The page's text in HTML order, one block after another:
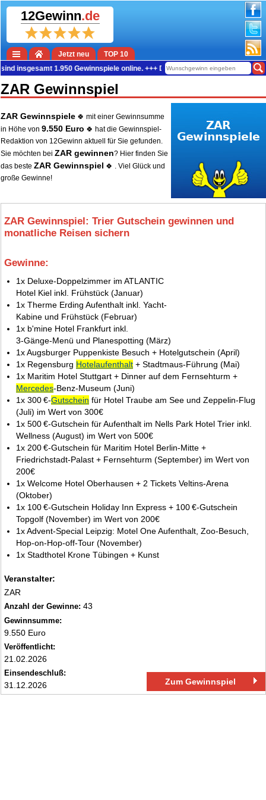
12Gewinn.de
Jetzt neu
TOP 10
insgesamt 1.950 Gewinnspiele online. +++ Die aktuelle Gewinn-Summe
ZAR Gewinnspiel
ZAR Gewinnspiele 🍀 mit einer Gewinnsumme
in Höhe von 9.550 Euro 🍀 hat die Gewinnspiel-
Redaktion von 12Gewinn aktuell für Sie gefunden.
Sie möchten bei ZAR gewinnen? Hier finden Sie
das beste ZAR Gewinnspiel 🍀 . Viel Glück und
große Gewinne!
ZAR Gewinnspiel: Trier Gutschein gewinnen und
monatliche Reisen sichern
Gewinne:
1x Deluxe-Doppelzimmer im ATLANTIC
Hotel Kiel inkl. Frühstück (Januar)
1x Therme Erding Aufenthalt inkl. Yacht-
Kabine und Frühstück (Februar)
1x b'mine Hotel Frankfurt inkl.
3‑Gänge‑Menü und Planespotting (März)
1x Augsburger Puppenkiste Besuch + Hotelgutschein (April)
1x Regensburg Hotelaufenthalt + Stadtmaus‑Führung (Mai)
1x Maritim Hotel Stuttgart + Dinner auf dem Fernsehturm +
Mercedes‑Benz‑Museum (Juni)
1x 300 €‑Gutschein für Hotel Traube am See und Zeppelin‑Flug
(Juli) im Wert von 300€
1x 500 €‑Gutschein für Aufenthalt im Nells Park Hotel Trier inkl.
Wellness (August) im Wert von 500€
1x 200 €‑Gutschein für Maritim Hotel Berlin‑Mitte +
Friedrichstadt‑Palast + Fernsehturm (September) im Wert von
200€
1x Welcome Hotel Oberhausen + 2 Tickets Veltins‑Arena
(Oktober)
1x 100 €‑Gutschein Holiday Inn Express + 100 €‑Gutschein
Topgolf (November) im Wert von 200€
1x Advent‑Special Leipzig: Motel One Aufenthalt, Zoo‑Besuch,
Hop‑on‑Hop‑off‑Tour (November)
1x Stadthotel Krone Tübingen + Kunst
Veranstalter:
ZAR
Anzahl der Gewinne: 43
Gewinnsumme:
9.550 Euro
Veröffentlicht:
21.02.2026
Einsendeschluß:
31.12.2026 Zum Gewinnspiel